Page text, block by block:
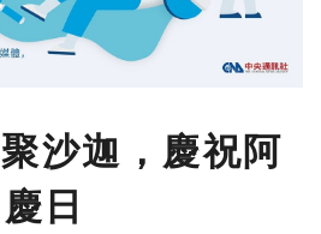
沙迦，慶祝阿
日